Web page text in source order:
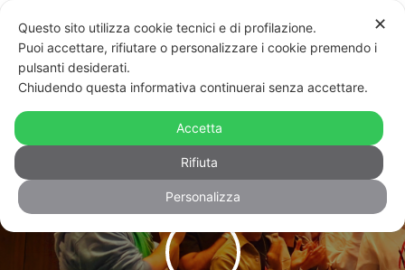
Torino ospiterà l’Europride 2027
✕
Questo sito utilizza cookie tecnici e di profilazione.
Puoi accettare, rifiutare o personalizzare i cookie premendo i
pulsanti desiderati.
Chiudendo questa informativa continuerai senza accettare.
Accetta
Rifiuta
Personalizza